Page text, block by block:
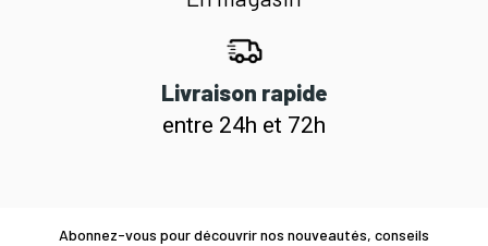
Livraison rapide
entre 24h et 72h
Abonnez-vous pour découvrir nos nouveautés, conseils